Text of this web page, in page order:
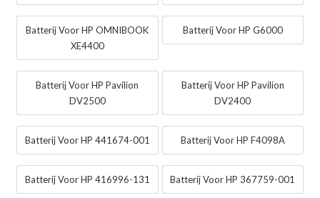
Batterij Voor HP OMNIBOOK
XE4400
Batterij Voor HP G6000
Batterij Voor HP Pavilion
DV2500
Batterij Voor HP Pavilion
DV2400
Batterij Voor HP 441674-001 Batterij Voor HP F4098A
Batterij Voor HP 416996-131 Batterij Voor HP 367759-001